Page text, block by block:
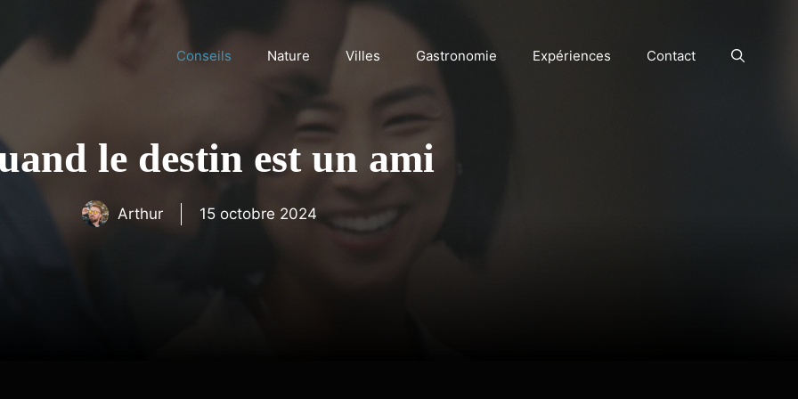
Conseils Nature Villes Gastronomie Expériences Contact
le destin est un ami
Arthur 15 octobre 2024